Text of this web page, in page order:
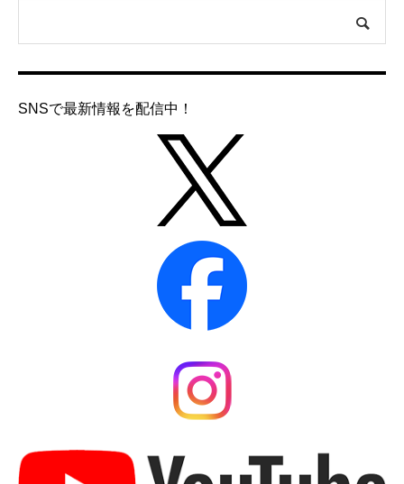
SNSで最新情報を配信中！